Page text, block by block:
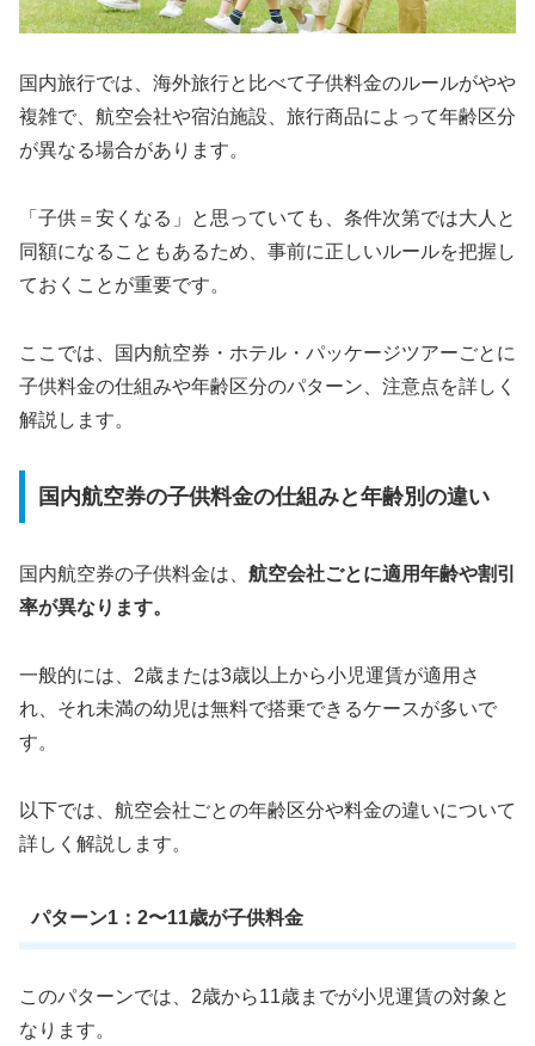
国内旅行では、海外旅行と比べて子供料金のルールがやや
複雑で、航空会社や宿泊施設、旅行商品によって年齢区分
が異なる場合があります。
「子供＝安くなる」と思っていても、条件次第では大人と
同額になることもあるため、事前に正しいルールを把握し
ておくことが重要です。
ここでは、国内航空券・ホテル・パッケージツアーごとに
子供料金の仕組みや年齢区分のパターン、注意点を詳しく
解説します。
国内航空券の子供料金の仕組みと年齢別の違い
国内航空券の子供料金は、 航空会社ごとに適用年齢や割引
率が異なります。
一般的には、2歳または3歳以上から小児運賃が適用さ
れ、それ未満の幼児は無料で搭乗できるケースが多いで
す。
以下では、航空会社ごとの年齢区分や料金の違いについて
詳しく解説します。
パターン1：2〜11歳が子供料金
このパターンでは、2歳から11歳までが小児運賃の対象と
なります。